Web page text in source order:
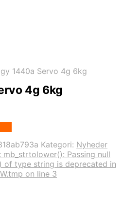
1440a Servo 4g 6kg
4g 6kg
Kategori: Nyheder
mb_strtolower(): Passing null
of type string is deprecated in
on line 3